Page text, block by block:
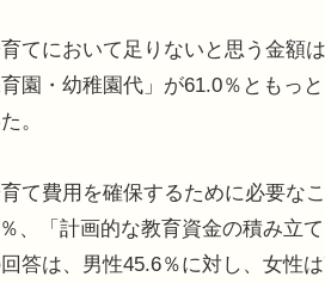
てにおいて足りないと思う金額
育園・幼稚園代」が61.0％ともっ
。
て費用を確保するために必要な
、「計画的な教育資金の積み立
答は、男性45.6％に対し、女性は